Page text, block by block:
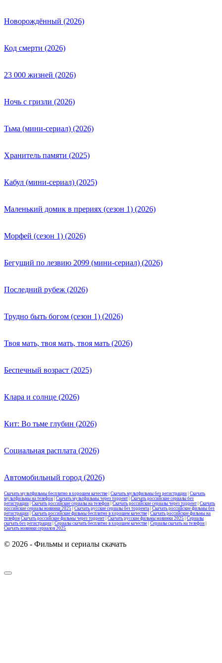
Новорождённый (2026)
Код смерти (2026)
23 000 жизней (2026)
Ночь с гризли (2026)
Тьма (мини-сериал) (2026)
Хранитель памяти (2025)
Кабул (мини-сериал) (2025)
Маленький домик в прериях (сезон 1) (2026)
Морфей (сезон 1) (2026)
Бегущий по лезвию 2099 (мини-сериал) (2026)
Последний рубеж (2026)
Трудно быть богом (сезон 1) (2026)
Твоя мать, твоя мать, твоя мать (2026)
Беспечный возраст (2025)
Клара и солнце (2026)
Кит: Во тьме глубин (2026)
Социальная расплата (2026)
Автомобильный город (2026)
Скачать мультфильмы бесплатно в хорошем качестве Скачать мультфильмы без регистрации Скачать
мультфильмы на телефон Скачать мультфильмы через торрент Скачать российские сериалы без
регистрации Скачать российские сериалы на телефон Скачать российские сериалы через торрент Скачать
российские сериалы новинки 2025
Скачать русские сериалы без торрента Скачать российские фильмы без
регистрации Скачать российские фильмы бесплатно в хорошем качестве Скачать российские фильмы на
телефон Скачать российские фильмы через торрент Скачать русские фильмы новинки 2025
Сериалы
скачать без регистрации Сериалы скачать бесплатно в хорошем качестве Сериалы скачать на телефон
Скачать новинки сериалов 2025
© 2026 - Фильмы и сериалы скачать